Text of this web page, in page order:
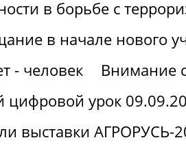
в борьбе с
в начале нового
- человек
Внимание
цифровой урок
выставки АГРОРУСЬ-